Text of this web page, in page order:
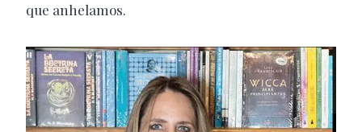
que anhelamos.